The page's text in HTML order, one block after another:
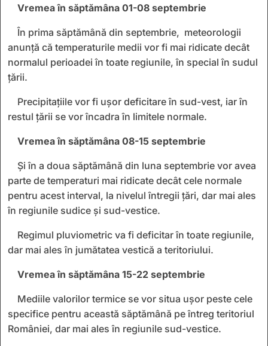
Vremea în săptămâna 01-08 septembrie
În prima săptămână din septembrie, meteorologii
anunță că temperaturile medii vor fi mai ridicate decât
normalul perioadei în toate regiunile, în special în sudul
țării.
Precipitațiile vor fi ușor deficitare în sud-vest, iar în
restul țării se vor încadra în limitele normale.
Vremea în săptămâna 08-15 septembrie
Și în a doua săptămână din luna septembrie vor avea
parte de temperaturi mai ridicate decât cele normale
pentru acest interval, la nivelul întregii ţări, dar mai ales
în regiunile sudice şi sud-vestice.
Regimul pluviometric va fi deficitar în toate regiunile,
dar mai ales în jumătatea vestică a teritoriului.
Vremea în săptămâna 15-22 septembrie
Mediile valorilor termice se vor situa uşor peste cele
specifice pentru această săptămână pe întreg teritoriul
României, dar mai ales în regiunile sud-vestice.